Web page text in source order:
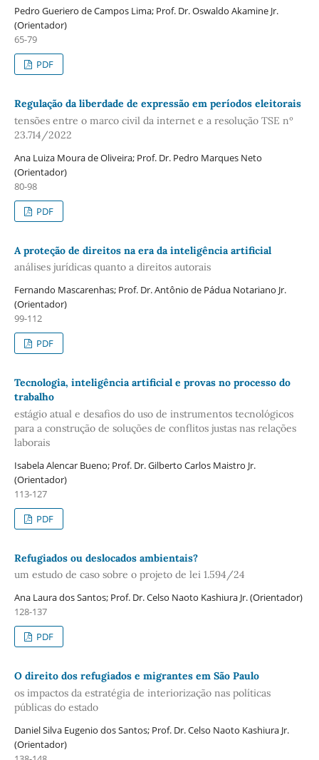
Pedro Gueriero de Campos Lima; Prof. Dr. Oswaldo Akamine Jr.
(Orientador)
65-79
PDF
Regulação da liberdade de expressão em períodos eleitorais
tensões entre o marco civil da internet e a resolução TSE nº
23.714/2022
Ana Luiza Moura de Oliveira; Prof. Dr. Pedro Marques Neto
(Orientador)
80-98
PDF
A proteção de direitos na era da inteligência artificial
análises jurídicas quanto a direitos autorais
Fernando Mascarenhas; Prof. Dr. Antônio de Pádua Notariano Jr.
(Orientador)
99-112
PDF
Tecnologia, inteligência artificial e provas no processo do
trabalho
estágio atual e desafios do uso de instrumentos tecnológicos
para a construção de soluções de conflitos justas nas relações
laborais
Isabela Alencar Bueno; Prof. Dr. Gilberto Carlos Maistro Jr.
(Orientador)
113-127
PDF
Refugiados ou deslocados ambientais?
um estudo de caso sobre o projeto de lei 1.594/24
Ana Laura dos Santos; Prof. Dr. Celso Naoto Kashiura Jr. (Orientador)
128-137
PDF
O direito dos refugiados e migrantes em São Paulo
os impactos da estratégia de interiorização nas políticas
públicas do estado
Daniel Silva Eugenio dos Santos; Prof. Dr. Celso Naoto Kashiura Jr.
(Orientador)